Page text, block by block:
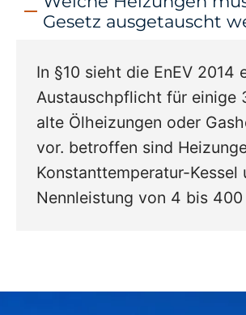
Gesetz ausgetauscht
In §10 sieht die EnEV 2014
Austauschpflicht für einige
alte Ölheizungen oder
vor. betroffen sind
Konstanttemperatur-Kessel
Nennleistung von 4 bis 400